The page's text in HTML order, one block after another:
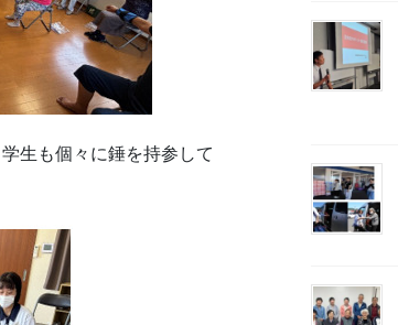
生も個々に錘を持参して